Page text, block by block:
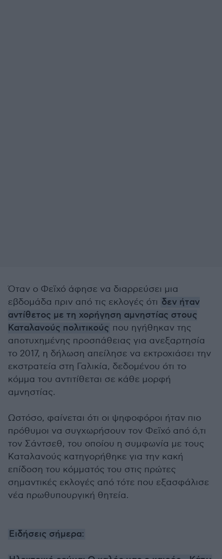
Όταν ο Φεϊχό άφησε να διαρρεύσει μια
εβδομάδα πριν από τις εκλογές ότι δεν ήταν
αντίθετος με τη χορήγηση αμνηστίας στους
Καταλανούς πολιτικούς που ηγήθηκαν της
αποτυχημένης προσπάθειας για ανεξαρτησία
το 2017, η δήλωση απείλησε να εκτροχιάσει την
εκστρατεία στη Γαλικία, δεδομένου ότι το
κόμμα του αντιτίθεται σε κάθε μορφή
αμνηστίας.
Ωστόσο, φαίνεται ότι οι ψηφοφόροι ήταν πιο
πρόθυμοι να συγχωρήσουν τον Φεϊχό από ό,τι
τον Σάντσεθ, του οποίου η συμφωνία με τους
Καταλανούς κατηγορήθηκε για την κακή
επίδοση του κόμματός του στις πρώτες
σημαντικές εκλογές από τότε που εξασφάλισε
νέα πρωθυπουργική θητεία.
Ειδήσεις σήμερα: